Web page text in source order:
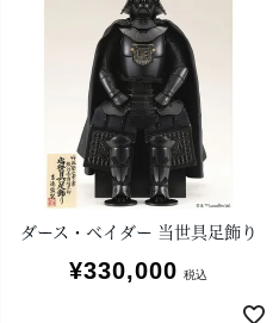
ダース・ベイダー 当世具足飾り
¥330,000 税込